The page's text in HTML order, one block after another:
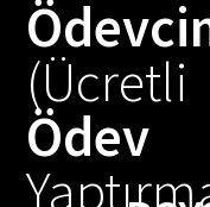
(Ücretli
Ödev